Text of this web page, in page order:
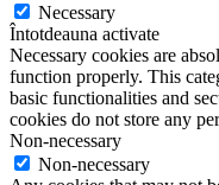
Necessary
Întotdeauna activate
Necessary cookies are
function properly. This
basic functionalities and
cookies do not store any
Non-necessary
Non-necessary